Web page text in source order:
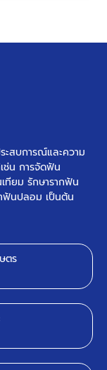
สบการณ์และความ
ช่น การจัดฟัน
ยม รักษารากฟัน
ฟันปลอม เป็นต้น
ตร